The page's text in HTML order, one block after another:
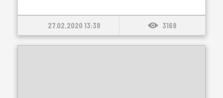
27.02.2020 13:38 3168